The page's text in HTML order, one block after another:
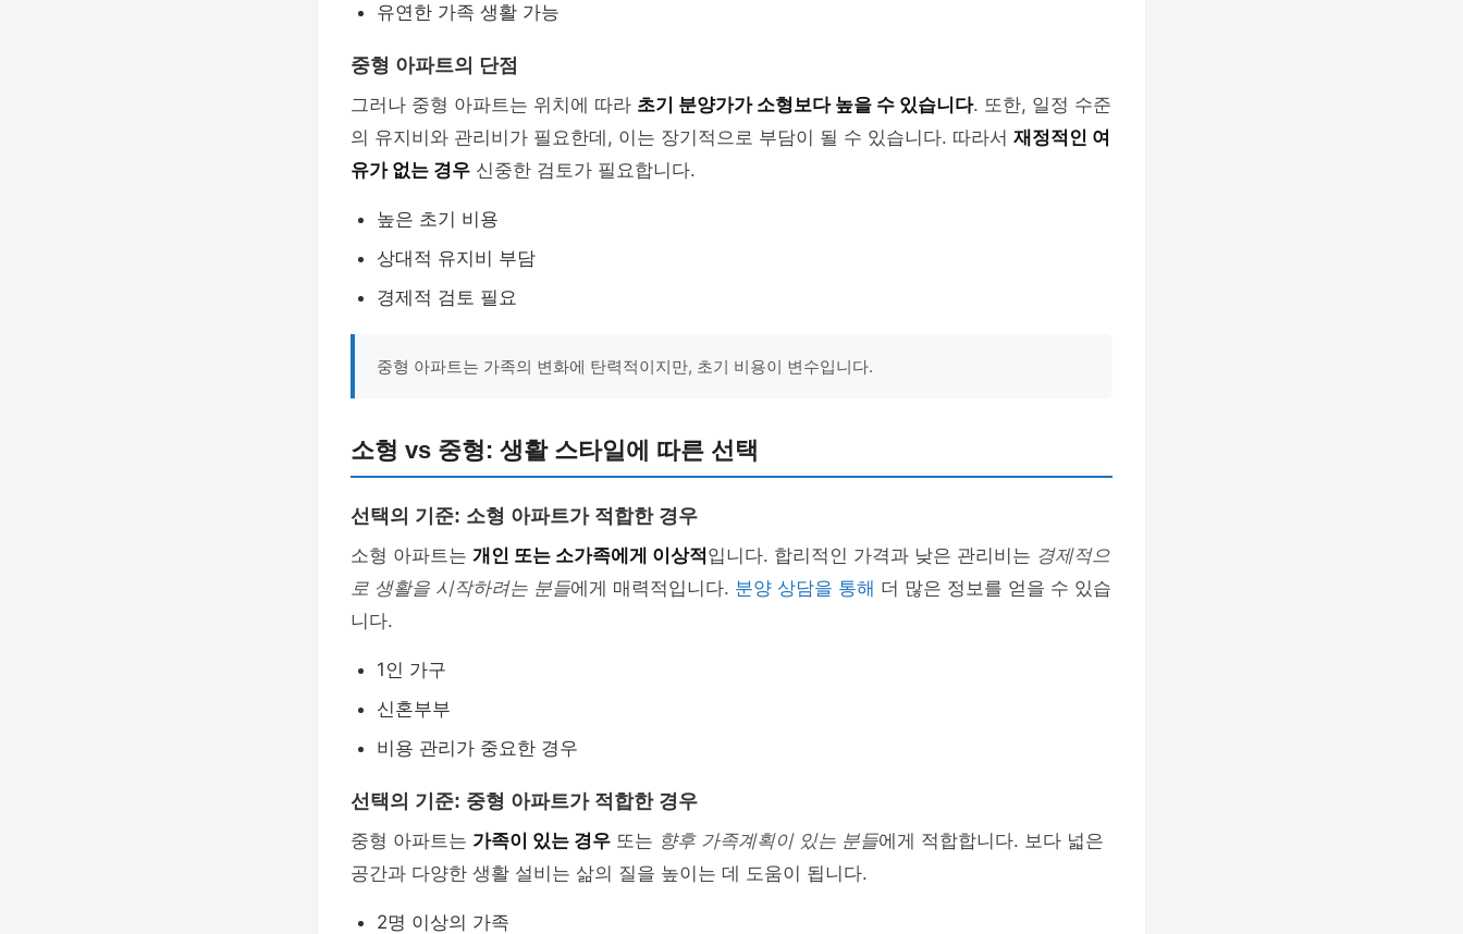
유연한 가족 생활 가능
중형 아파트의 단점
그러나 중형 아파트는 위치에 따라 초기 분양가가 소형보다 높을 수 있습니다. 또한, 일정 수준
의 유지비와 관리비가 필요한데, 이는 장기적으로 부담이 될 수 있습니다. 따라서 재정적인 여
유가 없는 경우 신중한 검토가 필요합니다.
높은 초기 비용
상대적 유지비 부담
경제적 검토 필요
중형 아파트는 가족의 변화에 탄력적이지만, 초기 비용이 변수입니다.
소형 vs 중형: 생활 스타일에 따른 선택
선택의 기준: 소형 아파트가 적합한 경우
소형 아파트는 개인 또는 소가족에게 이상적입니다. 합리적인 가격과 낮은 관리비는 경제적으
로 생활을 시작하려는 분들에게 매력적입니다. 분양 상담을 통해 더 많은 정보를 얻을 수 있습
니다.
1인 가구
신혼부부
비용 관리가 중요한 경우
선택의 기준: 중형 아파트가 적합한 경우
중형 아파트는 가족이 있는 경우 또는 향후 가족계획이 있는 분들에게 적합합니다. 보다 넓은
공간과 다양한 생활 설비는 삶의 질을 높이는 데 도움이 됩니다.
2명 이상의 가족